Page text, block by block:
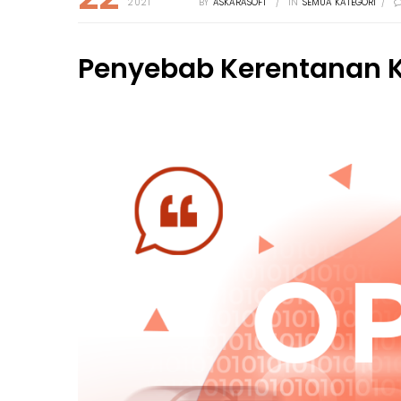
Penyebab Kerentanan